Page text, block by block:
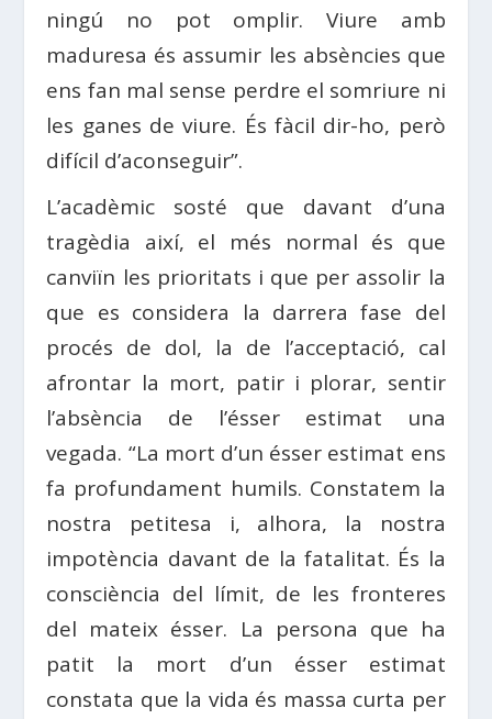
ningú no pot omplir. Viure amb
maduresa és assumir les absències que
ens fan mal sense perdre el somriure ni
les ganes de viure. És fàcil dir-ho, però
difícil d’aconseguir”.
L’acadèmic sosté que davant d’una
tragèdia així, el més normal és que
canviïn les prioritats i que per assolir la
que es considera la darrera fase del
procés de dol, la de l’acceptació, cal
afrontar la mort, patir i plorar, sentir
l’absència de l’ésser estimat una
vegada. “La mort d’un ésser estimat ens
fa profundament humils. Constatem la
nostra petitesa i, alhora, la nostra
impotència davant de la fatalitat. És la
consciència del límit, de les fronteres
del mateix ésser. La persona que ha
patit la mort d’un ésser estimat
constata que la vida és massa curta per